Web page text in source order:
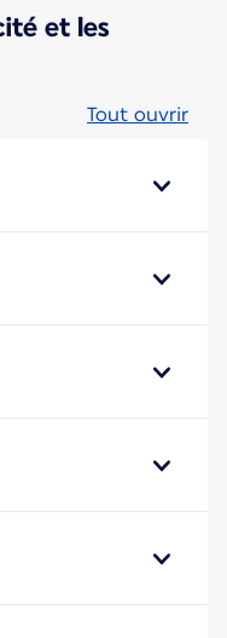
et les
Tout ouvrir